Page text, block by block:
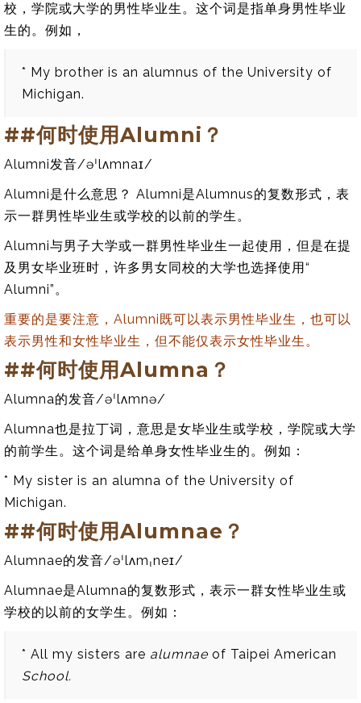
校，学院或大学的男性毕业生。这个词是指单身男性毕业
生的。例如，
* My brother is an alumnus of the University of
Michigan.
##何时使用Alumni？
Alumni发音/əˈlʌmnaɪ/
Alumni是什么意思？ Alumni是Alumnus的复数形式，表
示一群男性毕业生或学校的以前的学生。
Alumni与男子大学或一群男性毕业生一起使用，但是在提
及男女毕业班时，许多男女同校的大学也选择使用“
Alumni”。
重要的是要注意，Alumni既可以表示男性毕业生，也可以
表示男性和女性毕业生，但不能仅表示女性毕业生。
##何时使用Alumna？
Alumna的发音/əˈlʌmnə/
Alumna也是拉丁词，意思是女毕业生或学校，学院或大学
的前学生。这个词是给单身女性毕业生的。例如：
* My sister is an alumna of the University of
Michigan.
##何时使用Alumnae？
Alumnae的发音/əˈlʌmˌneɪ/
Alumnae是Alumna的复数形式，表示一群女性毕业生或
学校的以前的女学生。例如：
* All my sisters are alumnae of Taipei American
School.